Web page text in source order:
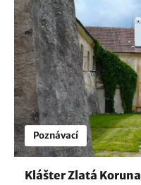
Poznávací
Klášter Zlatá Koruna